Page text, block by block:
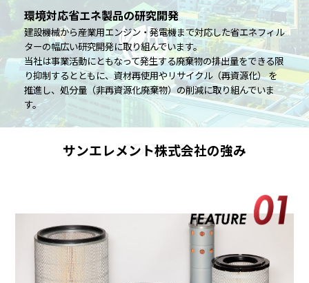
環境対応省エネ製品の研究開発
建設機械から産業用エンジン・発電機まで対応した省エネフィル
ターの幅広い研究開発に取り組んでいます。
当社は事業活動にともなって発生する廃棄物の排出量をできる限
り抑制するとともに、資材再使用やリサイクル（再資源化） を
推進し、処分量（非再資源化廃棄物）の削減に取り組んでいま
す。
サンエレメント株式会社の強み